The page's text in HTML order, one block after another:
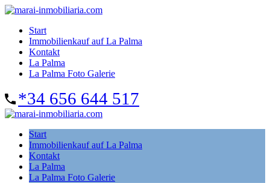
Start
Immobilienkauf auf La Palma
Kontakt
La Palma
La Palma Foto Galerie
*34 656 644 517
Start
Immobilienkauf auf La Palma
Kontakt
La Palma
La Palma Foto Galerie